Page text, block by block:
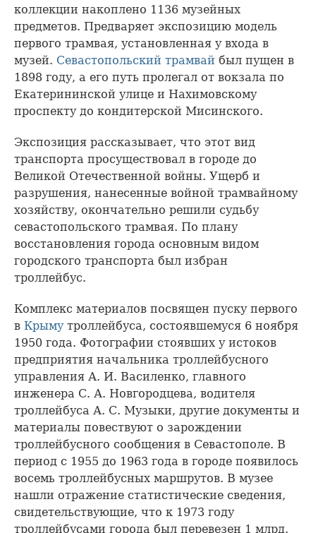
коллекции накоплено 1136 музейных
предметов. Предваряет экспозицию модель
первого трамвая, установленная у входа в
музей. Севастопольский трамвай был пущен в
1898 году, а его путь пролегал от вокзала по
Екатерининской улице и Нахимовскому
проспекту до кондитерской Мисинского.
Экспозиция рассказывает, что этот вид
транспорта просуществовал в городе до
Великой Отечественной войны. Ущерб и
разрушения, нанесенные войной трамвайному
хозяйству, окончательно решили судьбу
севастопольского трамвая. По плану
восстановления города основным видом
городского транспорта был избран
троллейбус.
Комплекс материалов посвящен пуску первого
в Крымутроллейбуса, состоявшемуся 6 ноября
1950 года. Фотографии стоявших у истоков
предприятия начальника троллейбусного
управления А. И. Василенко, главного
инженера С. А. Новгородцева, водителя
троллейбуса А. С. Музыки, другие документы и
материалы повествуют о зарождении
троллейбусного сообщения в Севастополе. В
период с 1955 до 1963 года в городе появилось
восемь троллейбусных маршрутов. В музее
нашли отражение статистические сведения,
свидетельствующие, что к 1973 году
троллейбусами города был перевезен 1 млрд.